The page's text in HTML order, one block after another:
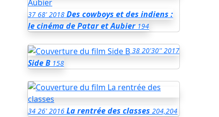
37 68' 2018 Des cowboys et des indiens :
le cinéma de Patar et Aubier 194
38 20'30'' 2017
Side B 158
34 26' 2016 La rentrée des classes 204,204